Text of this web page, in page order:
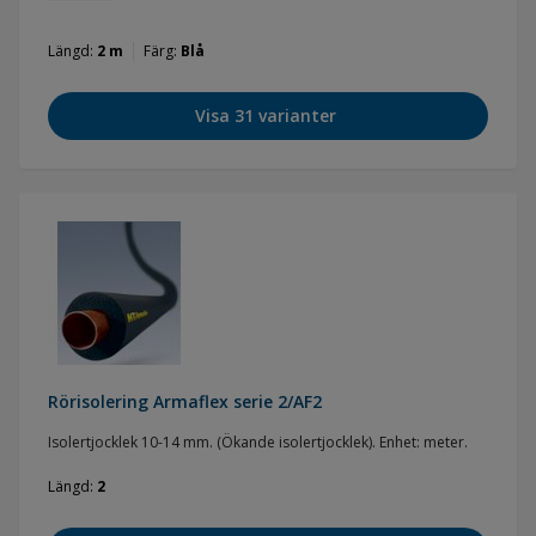
patenterad Armaprene-teknik. Med slutna celler, låg
000). Förberedd för Green Building-certifiering
Längd 2 m Färg Blå
Visa 31 varianter
Rörisolering Armaflex serie 2/AF2
Isolertjocklek 10-14 mm. (Ökande isolertjocklek). Enhet: meter.
Längd 2